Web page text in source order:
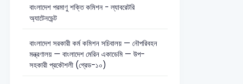
বাংলাদেশ পরমাণু শক্তি কমিশন - ল্যাবরেটরি
অ্যাটেনডেন্ট
বাংলাদেশ সরকারী কর্ম কমিশন সচিবালয় — নৌপরিবহন
মন্ত্রণালয় — বাংলাদেশ মেরিন একাডেমি — উপ-
সহকারী প্রকৌশলী (গ্রেড-১০)